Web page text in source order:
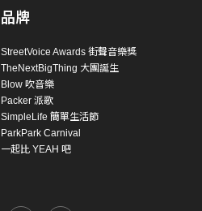
品牌
StreetVoice Awards 街聲音樂獎
TheNextBigThing 大團誕生
Blow 吹音樂
Packer 派歌
SimpleLife 簡單生活節
ParkPark Carnival
一起比 YEAH 吧